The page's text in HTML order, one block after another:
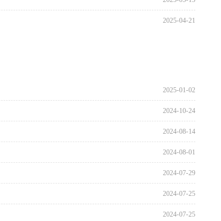
2025-04-21
2024-11-26
2024-11-26
2024-11-21
2024-11-21
2024-11-13
2024-10-28
2025-01-02
2024-10-24
2024-08-14
2024-08-01
2024-07-29
2024-07-25
2024-07-25